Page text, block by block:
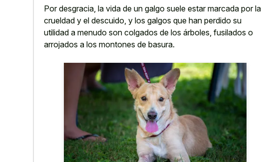
Por desgracia, la vida de un galgo suele estar marcada por la
crueldad y el descuido, y los galgos que han perdido su
utilidad a menudo son colgados de los árboles, fusilados o
arrojados a los montones de basura.